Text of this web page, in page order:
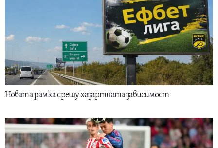
Новата рамка срещу хазартната зависимост